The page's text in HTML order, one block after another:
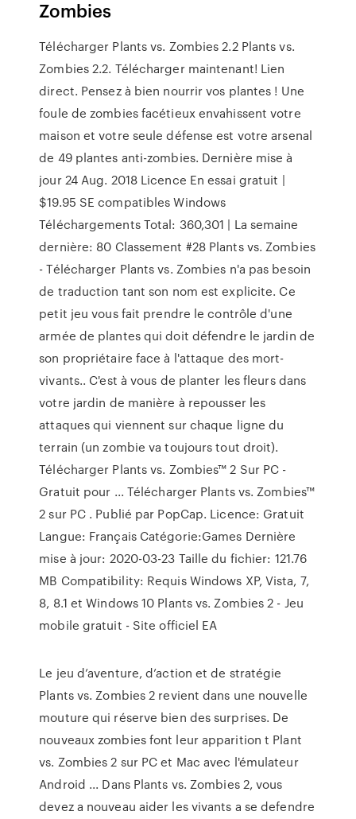
Zombies
Télécharger Plants vs. Zombies 2.2 Plants vs.
Zombies 2.2. Télécharger maintenant! Lien
direct. Pensez à bien nourrir vos plantes ! Une
foule de zombies facétieux envahissent votre
maison et votre seule défense est votre arsenal
de 49 plantes anti-zombies. Dernière mise à
jour 24 Aug. 2018 Licence En essai gratuit |
$19.95 SE compatibles Windows
Téléchargements Total: 360,301 | La semaine
dernière: 80 Classement #28 Plants vs. Zombies
- Télécharger Plants vs. Zombies n'a pas besoin
de traduction tant son nom est explicite. Ce
petit jeu vous fait prendre le contrôle d'une
armée de plantes qui doit défendre le jardin de
son propriétaire face à l'attaque des mort-
vivants.. C'est à vous de planter les fleurs dans
votre jardin de manière à repousser les
attaques qui viennent sur chaque ligne du
terrain (un zombie va toujours tout droit).
Télécharger Plants vs. Zombies™ 2 Sur PC -
Gratuit pour ... Télécharger Plants vs. Zombies™
2 sur PC . Publié par PopCap. Licence: Gratuit
Langue: Français Catégorie:Games Dernière
mise à jour: 2020-03-23 Taille du fichier: 121.76
MB Compatibility: Requis Windows XP, Vista, 7,
8, 8.1 et Windows 10 Plants vs. Zombies 2 - Jeu
mobile gratuit - Site officiel EA
Le jeu d’aventure, d’action et de stratégie
Plants vs. Zombies 2 revient dans une nouvelle
mouture qui réserve bien des surprises. De
nouveaux zombies font leur apparition t Plant
vs. Zombies 2 sur PC et Mac avec l'émulateur
Android ... Dans Plants vs. Zombies 2, vous
devez a nouveau aider les vivants a se defendre